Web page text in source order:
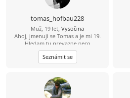
tomas_hofbau228
Muž, 19 let, Vysočina
Ahoj, jmenuji se Tomas a je mi 19.
Hledam tu prevazne neco
nezavazneho
Seznámit se